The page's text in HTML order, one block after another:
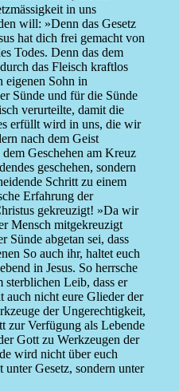
in uns
will: »Denn das Gesetz
hat dich frei gemacht von
Todes. Denn das dem
das Fleisch kraftlos
eigenen Sohn in
Sünde und für die Sünde
verurteilte, damit die
erfüllt wird in uns, die wir
nach dem Geist
Geschehen am Kreuz
geschehen, sondern
Schritt zu einem
Erfahrung der
gekreuzigt! »Da wir
Mensch mitgekreuzigt
Sünde abgetan sei, dass
So auch ihr, haltet euch
in Jesus. So herrsche
sterblichen Leib, dass er
auch nicht eure Glieder der
der Ungerechtigkeit,
zur Verfügung als Lebende
Gott zu Werkzeugen der
wird nicht über euch
Gesetz, sondern unter